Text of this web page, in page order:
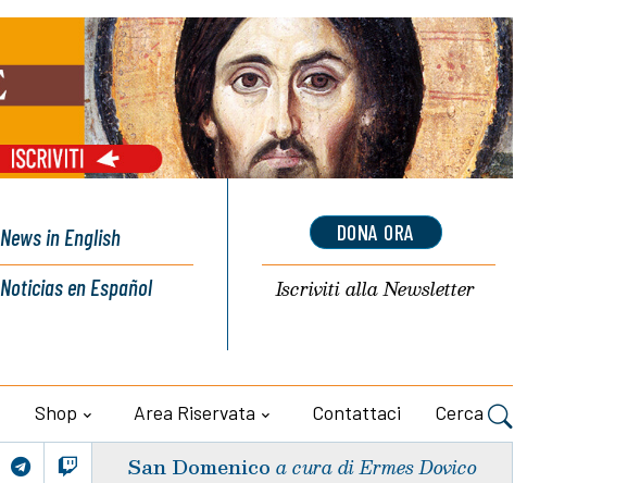
Newsin English
Noticiasen Español
DONA ORA
Iscriviti allaNewsletter
Shop Area Riservata Contattaci Cerca
San Domenico a cura di Ermes Dovico